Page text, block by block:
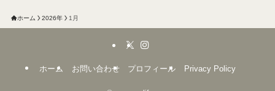
ホーム 2026年 1月
ホーム お問い合わせ プロフィール Privacy Policy